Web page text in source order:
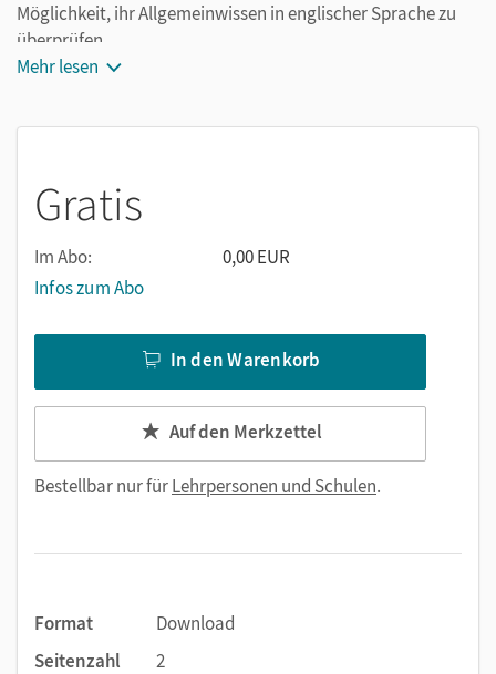
Möglichkeit, ihr Allgemeinwissen in englischer Sprache zu
überprüfen.
Mehr lesen
Gratis
Im Abo:
0,00 EUR
Infos zum Abo
In den Warenkorb
Auf den Merkzettel
Bestellbar nur fürLehrpersonen und Schulen.
Format
Download
Seitenzahl
2